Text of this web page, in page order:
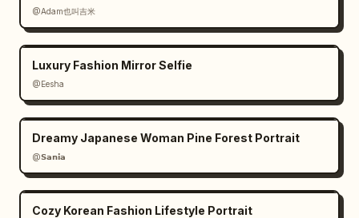
@Adam也叫吉米
Luxury Fashion Mirror Selfie
@Eesha
Dreamy Japanese Woman Pine Forest Portrait
@𝗦𝗮𝗻𝗶𝗮
Cozy Korean Fashion Lifestyle Portrait